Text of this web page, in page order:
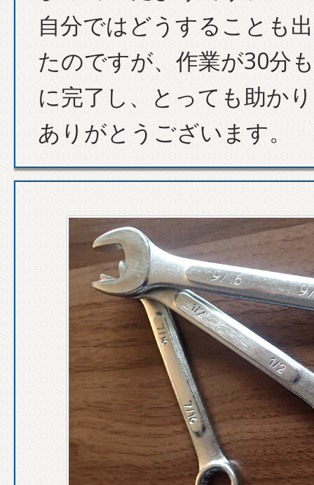
自分ではどうすることも
たのですが、作業が30分
に完了し、とっても助か
ありがとうございます。